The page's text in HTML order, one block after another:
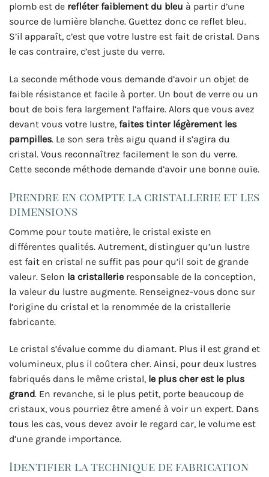
plomb est de refléter faiblement du bleu à partir d’une
source de lumière blanche. Guettez donc ce reflet bleu.
S’il apparaît, c’est que votre lustre est fait de cristal. Dans
le cas contraire, c’est juste du verre.
La seconde méthode vous demande d’avoir un objet de
faible résistance et facile à porter. Un bout de verre ou un
bout de bois fera largement l’affaire. Alors que vous avez
devant vous votre lustre, faites tinter légèrement les
pampilles. Le son sera très aigu quand il s’agira du
cristal. Vous reconnaîtrez facilement le son du verre.
Cette seconde méthode demande d’avoir une bonne ouïe.
Prendre en compte la cristallerie et les
dimensions
Comme pour toute matière, le cristal existe en
différentes qualités. Autrement, distinguer qu’un lustre
est fait en cristal ne suffit pas pour qu’il soit de grande
valeur. Selon la cristallerie responsable de la conception,
la valeur du lustre augmente. Renseignez-vous donc sur
l’origine du cristal et la renommée de la cristallerie
fabricante.
Le cristal s’évalue comme du diamant. Plus il est grand et
volumineux, plus il coûtera cher. Ainsi, pour deux lustres
fabriqués dans le même cristal, le plus cher est le plus
grand. En revanche, si le plus petit, porte beaucoup de
cristaux, vous pourriez être amené à voir un expert. Dans
tous les cas, vous devez avoir le regard car, le volume est
d’une grande importance.
Identifier la technique de fabrication